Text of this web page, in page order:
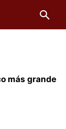
más grande